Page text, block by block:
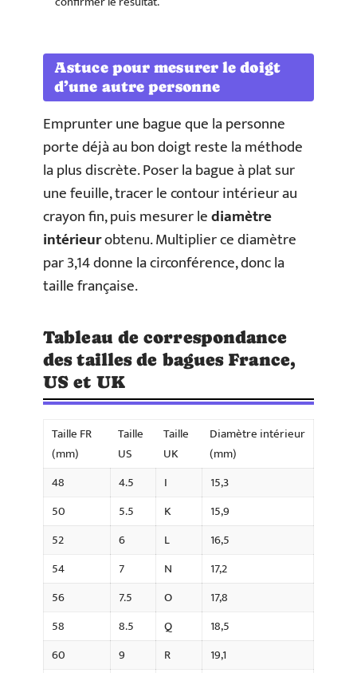
Astuce pour mesurer le doigt
d’une autre personne
Emprunter une bague que la personne
porte déjà au bon doigt reste la méthode
la plus discrète. Poser la bague à plat sur
une feuille, tracer le contour intérieur au
crayon fin, puis mesurer lediamètre
intérieurobtenu. Multiplier ce diamètre
par 3,14 donne la circonférence, donc la
taille française.
Tableau de correspondance
des tailles de bagues France,
US et UK
Taille FR
(mm)
Taille
US
Taille
UK
Diamètre intérieur
(mm)
48
4.5 I
15,3
50
5.5 K
15,9
52
6 L
16,5
54
7 N
17,2
56
7.5 O
17,8
58
8.5 Q
18,5
60
9 R
19,1